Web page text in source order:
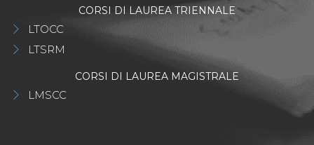
CORSI DI LAUREA TRIENNALE
LTOCC
LTSRM
CORSI DI LAUREA MAGISTRALE
LMSCC